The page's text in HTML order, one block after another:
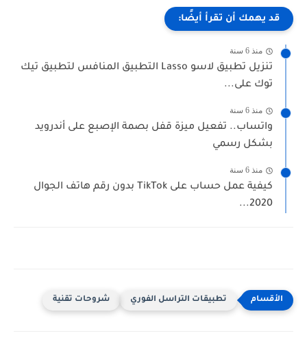
قد يهمك أن تقرأ أيضًا:
منذ 6 سنة
تنزيل تطبيق لاسو Lasso التطبيق المنافس لتطبيق تيك
توك على...
منذ 6 سنة
واتساب.. تفعيل ميزة قفل بصمة الإصبع على أندرويد
بشكل رسمي
منذ 6 سنة
كيفية عمل حساب على TikTok بدون رقم هاتف الجوال
2020...
تطبيقات التراسل الفوري شروحات تقنية